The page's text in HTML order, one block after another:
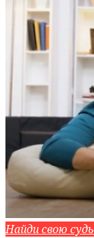
Найди свою